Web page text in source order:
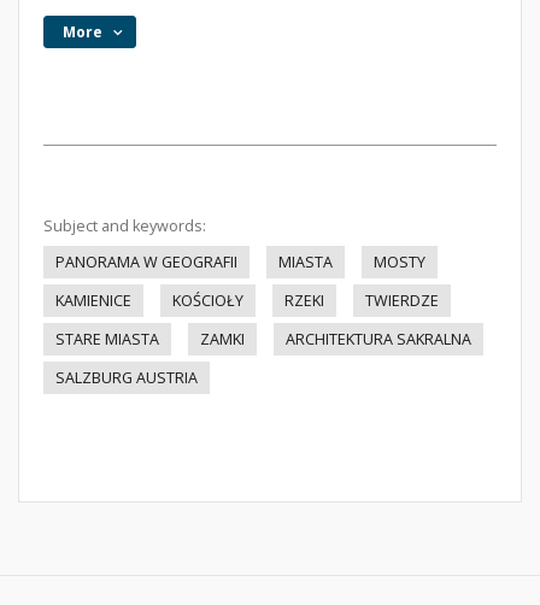
More
Subject and keywords:
PANORAMA W GEOGRAFII
MIASTA
MOSTY
KAMIENICE
KOŚCIOŁY RZEKI
TWIERDZE
STARE MIASTA
ZAMKI
ARCHITEKTURA SAKRALNA
SALZBURG AUSTRIA